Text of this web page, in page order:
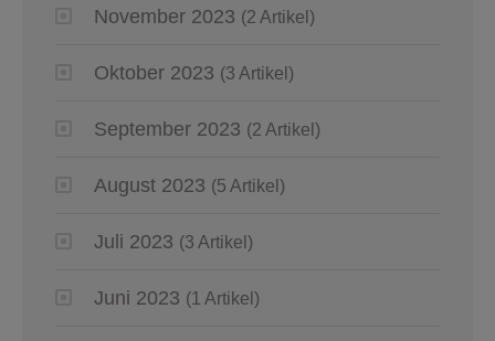
November 2023 (2 Artikel)
Oktober 2023 (3 Artikel)
September 2023 (2 Artikel)
August 2023 (5 Artikel)
Juli 2023 (3 Artikel)
Juni 2023 (1 Artikel)